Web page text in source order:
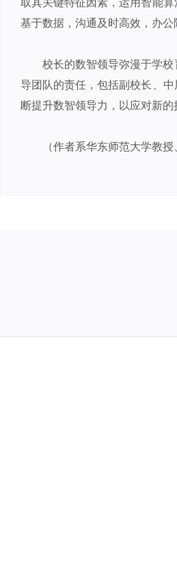
基于数据，沟通及时高效，办公
校长的数智领导弥漫于学
导团队的责任，包括副校长、
断提升数智领导力，以应对新的
（作者系华东师范大学教